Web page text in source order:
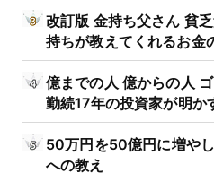
改訂版 金持ち父さん 貧
持ちが教えてくれるお金
億までの人 億からの人
勤続17年の投資家が明か
50万円を50億円に増や
への教え